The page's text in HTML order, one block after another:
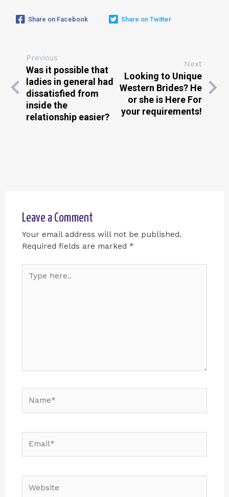
Share on Facebook Share on Twitter
Previous
Was it possible that
ladies in general had
dissatisfied from
inside the
relationship easier?
Next
Looking to Unique
Western Brides? He
or she is Here For
your requirements!
Leave a Comment
Your email address will not be published.
Required fields are marked *